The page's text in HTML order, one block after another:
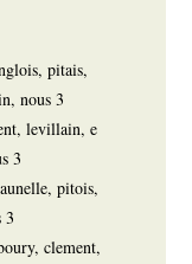
pitais,
nous 3
levillain, e
3
pitois,
3
clement,